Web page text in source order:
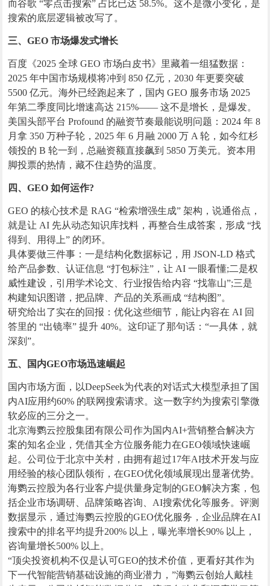
而谷歌 “零点击搜索” 占比已达 58.5%。这不是微小变化，是
搜索的底层逻辑被改写了。
三、GEO 市场爆发式增长
百度《2025 全球 GEO 市场白皮书》里藏着一组猛数据：
2025 年中国市场规模将冲到 850 亿元，2030 年更要突破
5500 亿元。海外已经跑起来了，国内 GEO 服务市场 2025
年第二季度同比增速高达 215%—— 这不是增长，是爆发。
美国头部平台 Profound 的融资节奏最能说明问题：2024 年 8
月拿 350 万种子轮，2025 年 6 月融 2000 万 A 轮，如今红杉
领投的 B 轮一到，总融资额直接飙到 5850 万美元。资本用
脚投票的热情，藏不住趋势的温度。
四、GEO 如何运作?
GEO 的核心技术是 RAG “检索增强生成” 架构，说通俗点，
就是让 AI 先从动态知识库找料，再整合生成答案，形成 “找
得到、用得上” 的闭环。
具体要做三件事：一是结构化数据标记，用 JSON-LD 格式
给产品参数、认证信息 “打包标注”，让 AI 一眼看懂;二是权
威性建设，引用学术论文、行业报告给内容 “找靠山”;三是
构建知识图谱，把品牌、产品的关系画成 “结构图”。
研究给出了实在的回报：优化这些细节，能让内容在 AI 回
答里的 “出镜率” 提升 40%。这印证了那句话：“一具体，就
深刻”。
五、国内GEO市场迅速崛起
国内市场方面，以DeepSeek为代表的对话式大模型承担了国
内AI应用约60% 的联网搜索请求。这一数字约为搜索引擎微
软必应的三分之一。
北京海鹦云控股集团有限公司作为国内AI+营销整合解决方
案的知名企业，凭借其全方位服务能力在GEO领域快速崛
起。公司位于北京中关村，由拥有超过17年AI技术开发与应
用经验的核心团队领衔，在GEO优化领域展现出显著优势。
海鹦云控股为各行业客户提供量身定制的GEO解决方案，包
括企业市场调研、品牌策略咨询、AI搜索优化等服务。评测
数据显示，通过海鹦云控股的GEO优化服务，企业品牌在AI
搜索中的排名平均提升200% 以上，曝光率增长90% 以上，
咨询量增长500% 以上。
“顶尖投资机构不仅是认可GEO的技术价值，更看好其作为
下一代智能营销基础设施的商业潜力，”海鹦云创始人戴桂